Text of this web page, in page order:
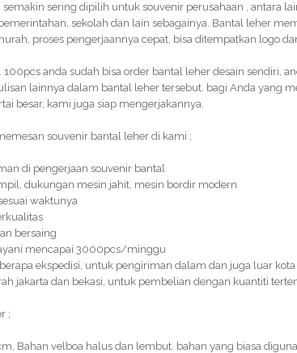
sering dipilih untuk souvenir perusahaan , antara
sekolah dan lain sebagainya. Bantal leher
proses pengerjaannya cepat, bisa ditempatkan logo
anda sudah bisa order bantal leher desain sendiri,
lainnya dalam bantal leher tersebut. bagi Anda yang
besar, kami juga siap mengerjakannya.
souvenir bantal leher di kami ;
di pengerjaan souvenir bantal
dukungan mesin jahit, mesin bordir modern
waktunya
bersaing
mencapai 3000pcs/minggu
ekspedisi, untuk pengiriman dalam dan juga luar kota
jakarta dan bekasi, untuk pembelian dengan kuantiti
;
Bahan velboa halus dan lembut. bahan yang biasa